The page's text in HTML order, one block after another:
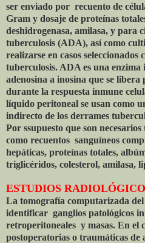
ser enviado por recuento de
Gram y dosaje de proteínas
deshidrogenasa, amilasa, y para
tuberculosis (ADA), así como
realizarse en casos seleccionados
tuberculosis. ADA es una
adenosina a inosina que se
durante la respuesta inmune
líquido peritoneal se usan como
indirecto de los derrames
Por ssupuesto que son
como recuentos sanguíneos
hepáticas, proteínas totales,
triglicéridos, colesterol, amilasa,
ESTUDIOS
La tomografía computarizada
identificar ganglios patológicos
retroperitoneales y masas. En el
postoperatorias o traumáticas de